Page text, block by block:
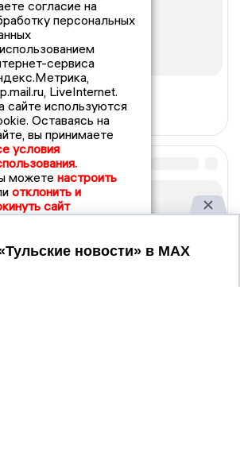
согласие на
персональных
сервиса
LiveInternet.
сайте используются
Оставаясь на
вы принимаете
условия
можете настроить
отклонить и
сайт
Принять